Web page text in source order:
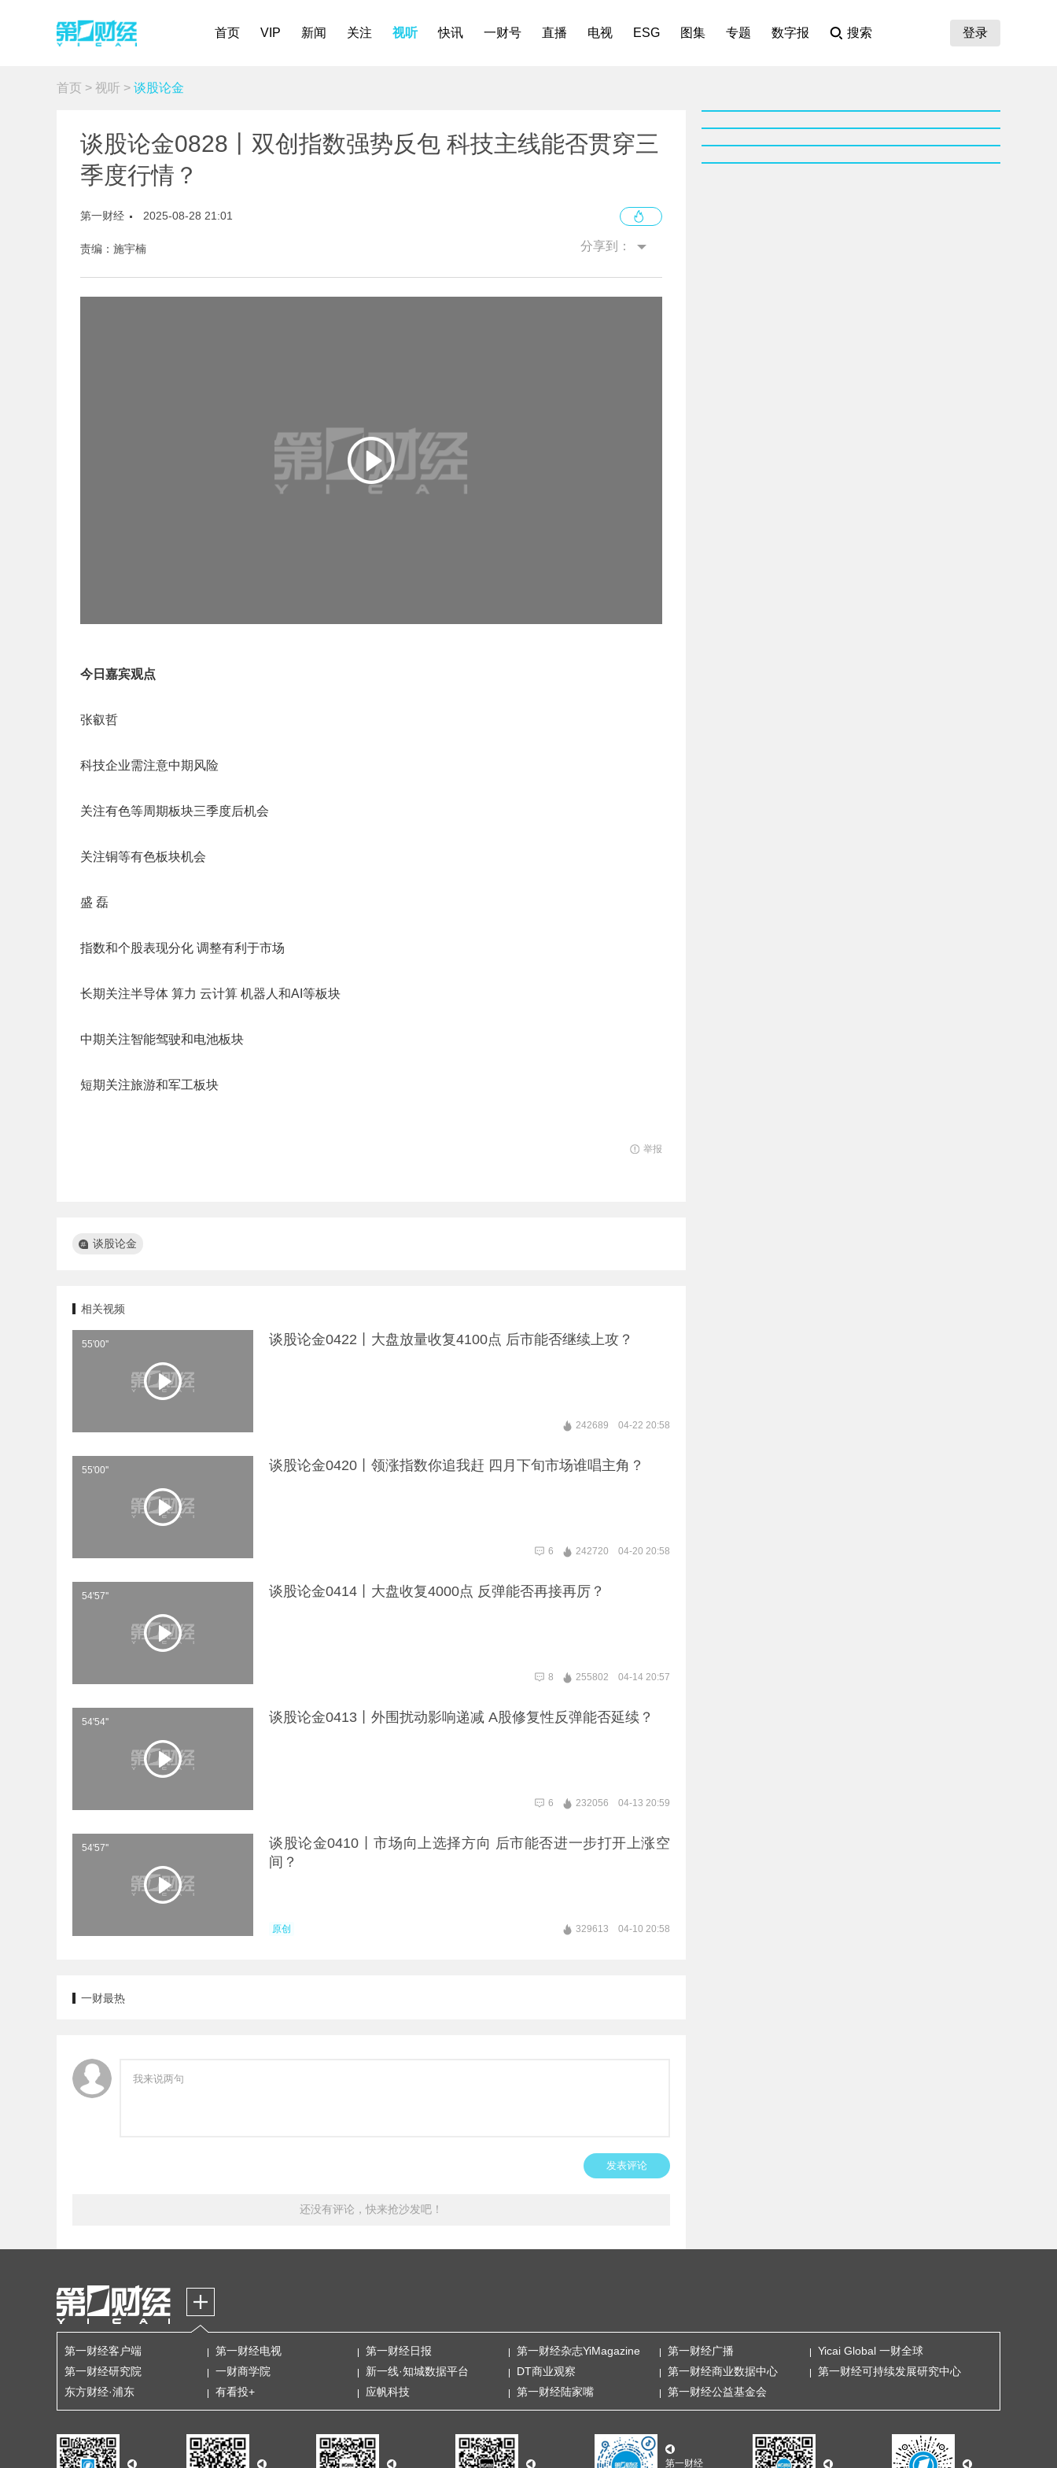
首页 VIP 新闻 关注 视听 快讯 一财号 直播 电视 ESG 图集 专题 数字报 搜索 登录
首页 > 视听 > 谈股论金
谈股论金0828丨双创指数强势反包 科技主线能否贯穿三
季度行情？
第一财经 2025-08-28 21:01
责编：施宇楠 分享到：
今日嘉宾观点
张叡哲
科技企业需注意中期风险
关注有色等周期板块三季度后机会
关注铜等有色板块机会
盛 磊
指数和个股表现分化 调整有利于市场
长期关注半导体 算力 云计算 机器人和AI等板块
中期关注智能驾驶和电池板块
短期关注旅游和军工板块
举报
谈股论金
相关视频
55'00'' 谈股论金0422丨大盘放量收复4100点 后市能否继续上攻？
242689 04-22 20:58
55'00'' 谈股论金0420丨领涨指数你追我赶 四月下旬市场谁唱主角？
6 242720 04-20 20:58
54'57'' 谈股论金0414丨大盘收复4000点 反弹能否再接再厉？
8 255802 04-14 20:57
54'54'' 谈股论金0413丨外围扰动影响递减 A股修复性反弹能否延续？
6 232056 04-13 20:59
54'57''
谈股论金0410丨市场向上选择方向 后市能否进一步打开上涨空
间？
原创 329613 04-10 20:58
一财最热
发表评论
还没有评论，快来抢沙发吧！
第一财经客户端 第一财经电视 第一财经日报 第一财经杂志YiMagazine 第一财经广播
Yicai Global 一财全球
第一财经研究院
一财商学院 新一线·知城数据平台 DT商业观察 第一财经商业数据中心
第一财经可持续发展研究中心
东方财经·浦东
有看投+ 应帆科技 第一财经陆家嘴 第一财经公益基金会
第一财经